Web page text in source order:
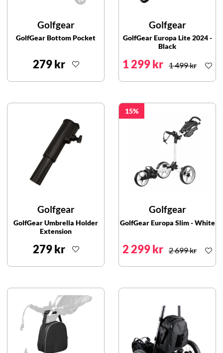
Golfgear
GolfGear Bottom Pocket
279 kr
Golfgear
GolfGear Europa Lite 2024 -
Black
1 299 kr 1 499 kr
Golfgear
GolfGear Umbrella Holder
Extension
279 kr
15
Golfgear
GolfGear Europa Slim - White
2 299 kr 2 699 kr